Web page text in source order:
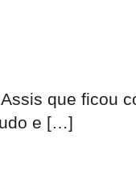
que ficou
e […]